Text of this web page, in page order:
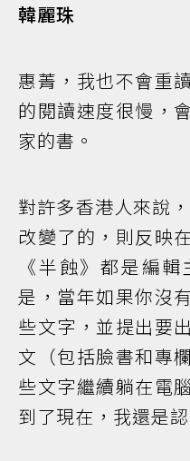
韓麗珠
惠菁，我也不會重
的閱讀速度很慢，
家的書。
對許多香港人來說
改變了的，則反映
《半蝕》都是編
是，當年如果你沒
些文字，並提出要
文（包括臉書和專
些文字繼續躺在電
到了現在，我還是